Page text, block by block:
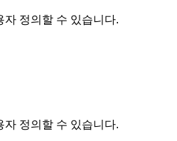
자 정의할 수 있습니다.
자 정의할 수 있습니다.